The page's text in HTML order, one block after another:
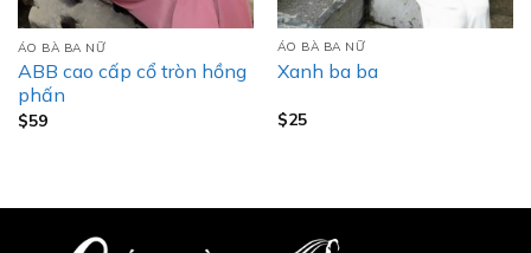
ÁO BÀ BA NỮ
ABB cao cấp cổ tròn hồng
phấn
$59
ÁO BÀ BA NỮ
Xanh ba ba
$25